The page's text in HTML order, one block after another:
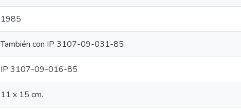
1985
También con IP 3107-09-031-85
IP 3107-09-016-85
11 x 15 cm.